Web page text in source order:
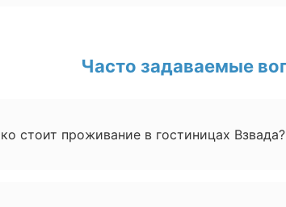
Часто задаваемые
стоит проживание в гостиницах Взвада?